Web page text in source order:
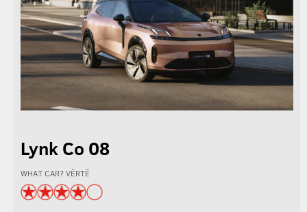
Lynk Co 08
WHAT CAR? VĒRTĒ